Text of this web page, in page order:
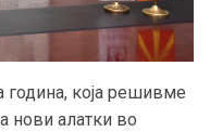
година, која решивме
нови алатки во